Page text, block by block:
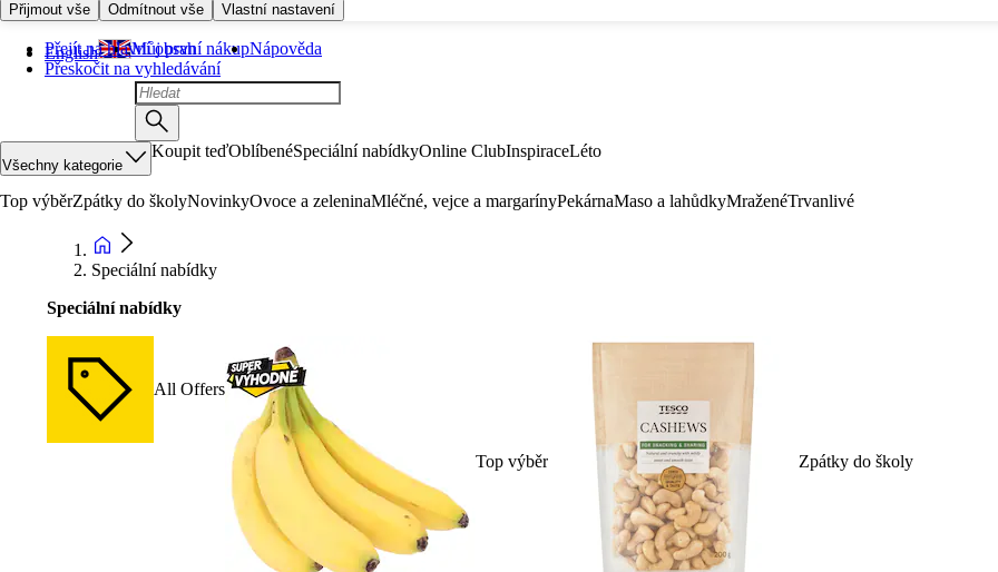
Přijmout vše Odmítnout vše Vlastní nastavení
Přejít na hlavní obsah
Přeskočit na vyhledávání
English Můj první nákupNápověda
Všechny kategorie
Koupit teďOblíbenéSpeciální nabídkyOnline ClubInspiraceLéto
Top výběrZpátky do školyNovinkyOvoce a zeleninaMléčné, vejce a margarínyPekárnaMaso a lahůdkyMraženéTrvanlivé
Speciální nabídky
Speciální nabídky
All Offers
Top výběr Zpátky do školy